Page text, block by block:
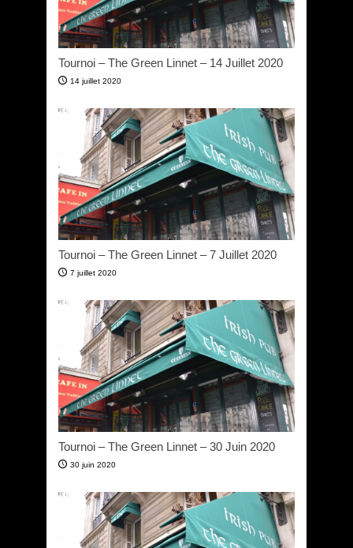
Tournoi – The Green Linnet – 14 Juillet 2020
14 juillet 2020
Tournoi – The Green Linnet – 7 Juillet 2020
7 juillet 2020
Tournoi – The Green Linnet – 30 Juin 2020
30 juin 2020